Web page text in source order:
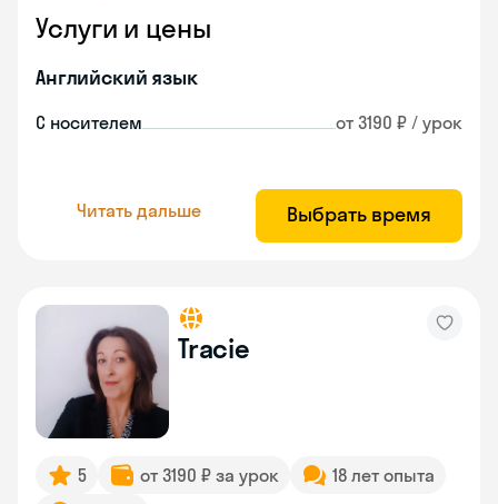
Услуги и цены
Английский язык
С носителем от 3190 ₽ / урок
Читать дальше Выбрать время
Tracie
5 от 3190 ₽ за урок
18 лет опыта